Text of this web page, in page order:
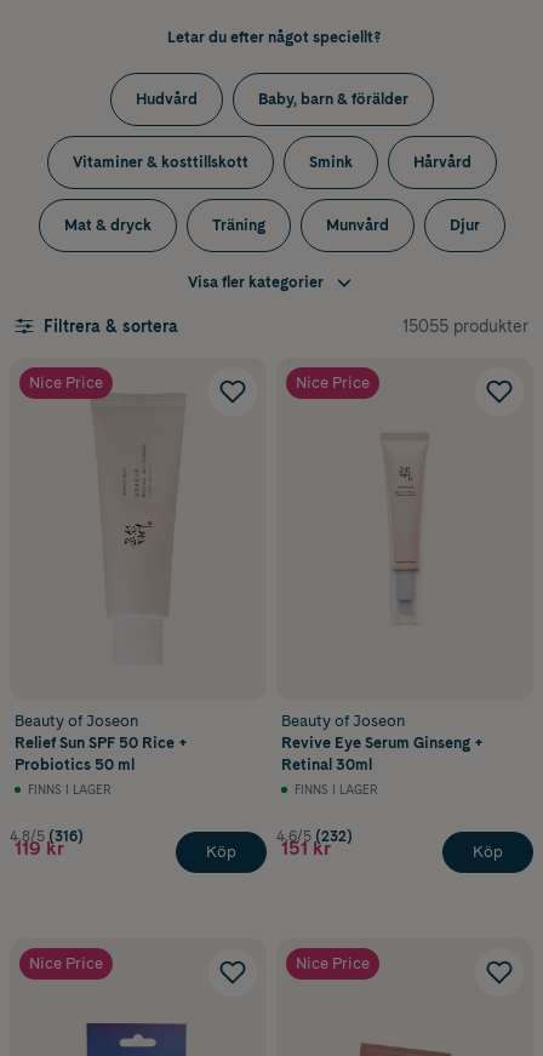
Letar du efter något speciellt?
Hudvård Baby, barn & förälder
Vitaminer & kosttillskott Smink Hårvård
Mat & dryck Träning Munvård Djur
Sår, bett & stick
Visa fler kategorier
Filtrera & sortera 15055 produkter
Nice Price
Beauty of Joseon
Relief Sun SPF 50 Rice +
Probiotics 50 ml
FINNS I LAGER
4.8/5 (316)
119 kr Köp
Nice Price
Beauty of Joseon
Revive Eye Serum Ginseng +
Retinal 30ml
FINNS I LAGER
4.6/5 (232)
151 kr Köp
Nice Price Nice Price